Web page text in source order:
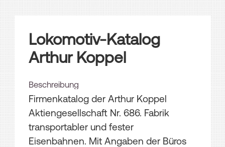
Lokomotiv-Katalog
Arthur Koppel
Beschreibung
Firmenkatalog der Arthur Koppel
Aktiengesellschaft Nr. 686. Fabrik
transportabler und fester
Eisenbahnen. Mit Angaben der Büros